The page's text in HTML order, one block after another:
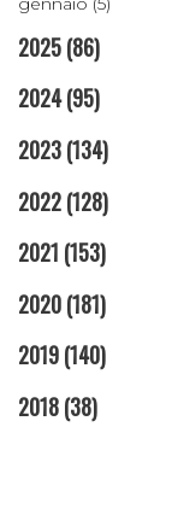
2025(86)
2024(95)
2023(134)
2022(128)
2021 (153)
2020(181)
2019(140)
2018(38)